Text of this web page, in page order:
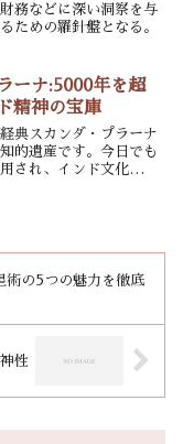
務などに深い洞察を与
ための羅針盤となる。
ーナ:5000年を超
精神の宝庫
典スカンダ・プラーナ
的遺産です。今日でも
され、インド文化の根
術の5つの魅力を徹底
性